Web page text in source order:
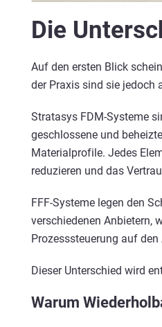
Die
Auf den ersten Blick
der Praxis sind sie jedoch
Stratasys FDM-Systeme
geschlossene und
Materialprofile. Jedes
reduzieren und das
FFF-Systeme legen den
verschiedenen Anbietern,
Prozesssteuerung auf den
Dieser Unterschied wird
Warum